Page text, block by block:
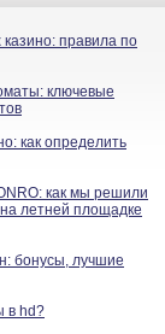
казино: правила по
ключевые
как определить
как мы решили
летней площадке
бонусы, лучшие
в hd?